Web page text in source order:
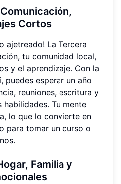
Cortos
ajetreado! La Tercera
tu comunidad local,
y el aprendizaje. Con la
puedes esperar un año
reuniones, escritura y
habilidades. Tu mente
lo que lo convierte en
para tomar un curso o
Familia y